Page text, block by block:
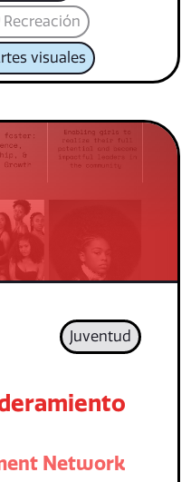
Recreación
visuales
Juventud
Network